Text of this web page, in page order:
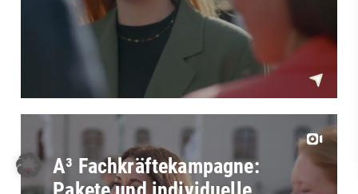
A³ Fachkräftekampagne: